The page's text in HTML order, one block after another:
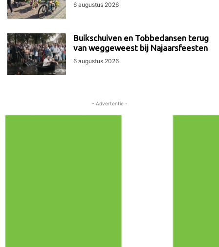
6 augustus 2026
Buikschuiven en Tobbedansen terug
van weggeweest bij Najaarsfeesten
6 augustus 2026
- Advertentie -